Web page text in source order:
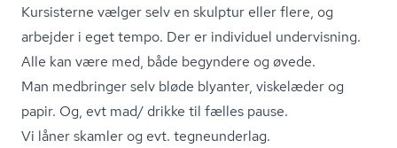
Kursisterne vælger selv en skulptur eller flere, og
arbejder i eget tempo. Der er individuel undervisning.
Alle kan være med, både begyndere og øvede.
Man medbringer selv bløde blyanter, viskelæder og
papir. Og, evt mad/ drikke til fælles pause.
Vi låner skamler og evt. tegneunderlag.